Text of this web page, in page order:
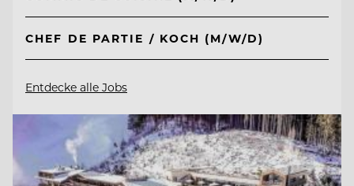
CHEF DE PARTIE / KOCH (M/W/D)
Entdecke alle Jobs